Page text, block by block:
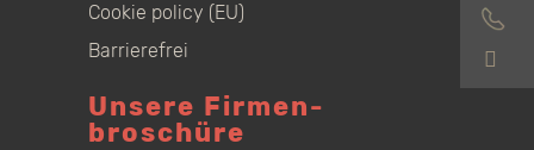
Cookie policy (EU)
Barrierefrei
Unsere Firmen­
broschüre